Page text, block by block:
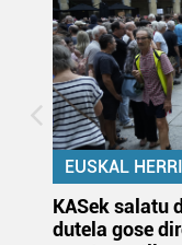
EUSKAL
KASek salatu
dutela gose